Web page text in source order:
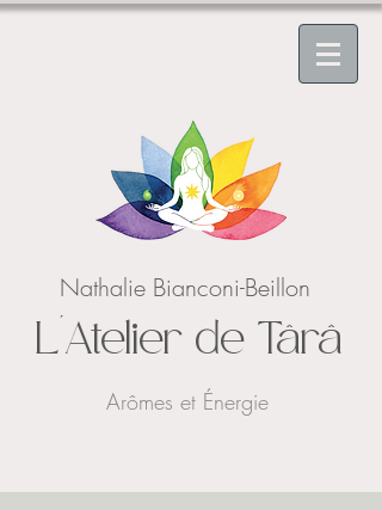
Nathalie Bianconi-Beillon
L'Atelier de Târâ
Arômes et Énergie